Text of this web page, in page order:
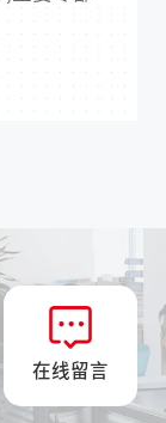
、速度更
产品更广
在线留言